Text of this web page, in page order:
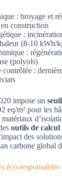
: broyage et
construction
:
(8-10 kWh/
:
(polyols)
contrôlée :
impose un
eq/m² pour les
outils de calcul
des
carbone global
éco-responsables